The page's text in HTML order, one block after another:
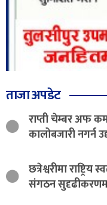
ताजा अपडेट
राप्ती चेम्बर अफ
कालोबजारी नगर्न
छत्रेश्वरीमा
संगठन